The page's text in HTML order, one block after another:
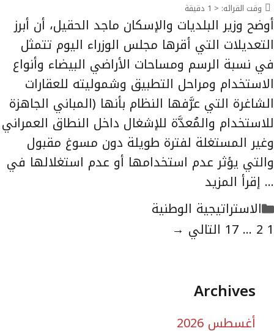
وقت القرائه: < 1 دقيقة
أوضح وزير البلديات والإسكان ماجد الحقيل، أن أبرز
التعديلات التي أقرها مجلس الوزراء اليوم تتمثل
في نسبة الرسم ومساحات الأراضي البيضاء وأنواع
الاستخدام ومراحل التطبيق وشموليته للعقارات
الشاغرة التي عرَّفها النظام بأنها (المباني الجاهزة
للاستخدام والمُعدَّة للإشغال داخل النطاق العمراني
وغير المستغلة لفترة طويلة دون مسوغ مقبول
والتي يؤثر عدم استخدامها أو عدم استغلالها في
… إقرأ المزيد
التصنيفات
الاستراتيجية الوطنية
الصفحة
1 الصفحة
2
... الصفحة
17 التالي →
Archives
أغسطس 2026